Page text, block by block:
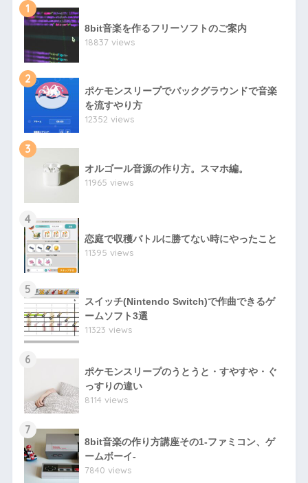
1
8bit音楽を作るフリーソフトのご案内
18837 views
2
ポケモンスリープでバックグラウンドで音楽
を流すやり方
12352 views
3
オルゴール音源の作り方。スマホ編。
11965 views
4
恋庭で収穫バトルに勝てない時にやったこと
11395 views
5
スイッチ(Nintendo Switch)で作曲できるゲ
ームソフト3選
11323 views
6
ポケモンスリープのうとうと・すやすや・ぐ
っすりの違い
8114 views
7
8bit音楽の作り方講座その1-ファミコン、ゲ
ームボーイ-
7840 views